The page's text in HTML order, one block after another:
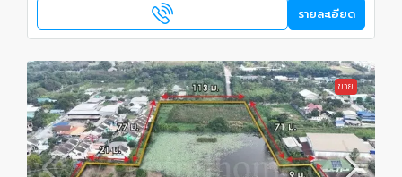
รายละเอียด
ขาย